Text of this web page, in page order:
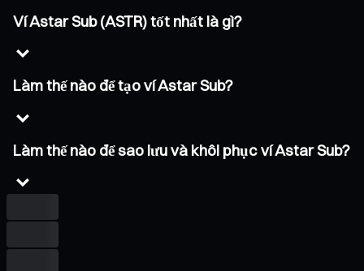
Ví Astar Sub (ASTR) tốt nhất là gì?
Làm thế nào để tạo ví Astar Sub?
Làm thế nào để sao lưu và khôi phục ví Astar Sub?